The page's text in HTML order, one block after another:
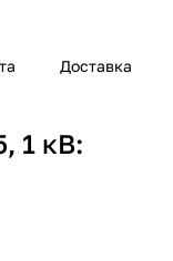
Доставка
1 кВ: